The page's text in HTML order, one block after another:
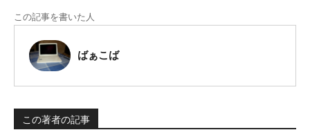
この記事を書いた人
ばぁこば
この著者の記事